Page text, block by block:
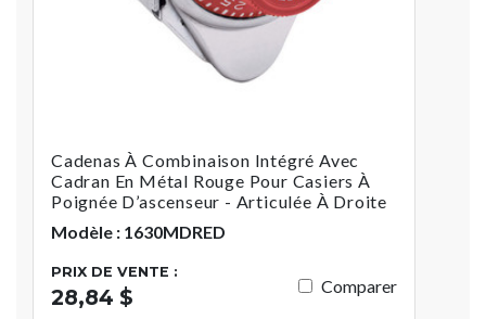
Cadenas À Combinaison Intégré Avec
Cadran En Métal Rouge Pour Casiers À
Poignée D’ascenseur - Articulée À Droite
Modèle : 1630MDRED
PRIX DE VENTE :
28,84 $ Comparer